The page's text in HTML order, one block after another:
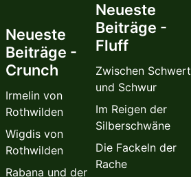
Neueste
Beiträge -
Crunch
Irmelin von
Rothwilden
Wigdis von
Rothwilden
Rabana und der
Neueste
Beiträge -
Fluff
Zwischen Schwert
und Schwur
Im Reigen der
Silberschwäne
Die Fackeln der
Rache